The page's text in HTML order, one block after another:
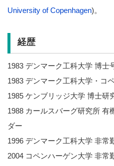
University of Copenhagen)。
経歴
1983 デンマーク工科大学 博士
1983 デンマーク工科大学・コ
1985 ケンブリッジ大学 博士研
1988 カールスバーグ研究所 有
ダー
1996 デンマーク工科大学 非常
2004 コペンハーゲン大学 非常